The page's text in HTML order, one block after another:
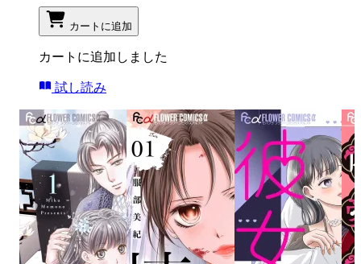
カートに追加
カートに追加しました
試し読み